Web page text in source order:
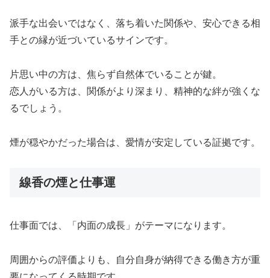
派手な出会いではなく、落ち着いた関係や、安心できる相
手との縁が近づいているサインです。
片思い中の方は、焦らず自然体でいることが鍵。
恋人がいる方は、関係がより深まり、精神的な絆が強くな
るでしょう。
煙が穏やかだった場合は、愛情が安定している証拠です。
線香の煙と仕事運
仕事面では、「内面の成長」がテーマになります。
周囲からの評価よりも、自分自身が納得できる働き方が重